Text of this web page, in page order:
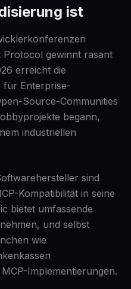
ist
Protocol gewinnt rasant
erreicht die
für Enterprise-
Source-Communities
begann,
industriellen
sind
Kompatibilität in seine
bietet umfassende
und selbst
wie
Implementierungen.